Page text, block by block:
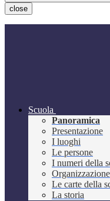
close
Scuola
Panoramica
Presentazione
I luoghi
Le persone
I numeri della
Organizzazione
Le carte della
La storia